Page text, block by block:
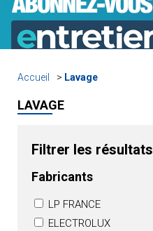
Accueil Lavage
LAVAGE
Filtrer les résultats
Fabricants
LP FRANCE
ELECTROLUX